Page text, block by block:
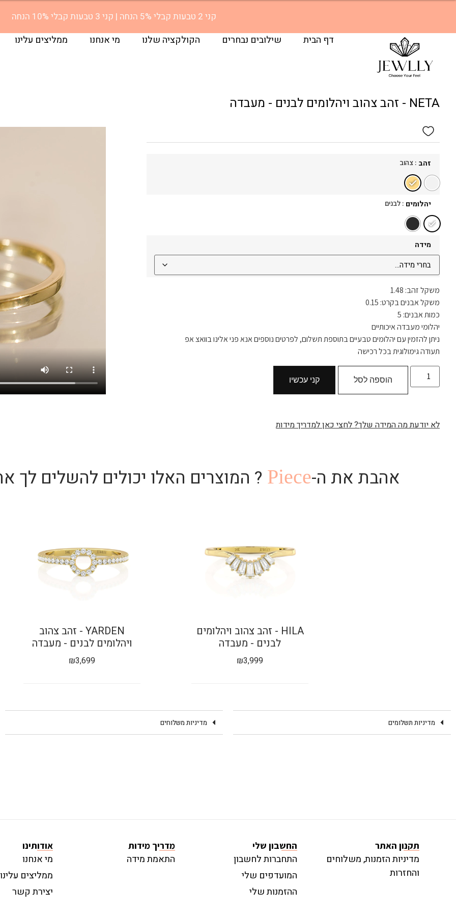
קני 2 טבעות קבלי 5% הנחה | קני 3 טבעות קבלי 10% הנחה
דף הבית שילובים נבחרים הקולקציה שלנו מי אנחנו ממליצים עלינו
NETA - זהב צהוב ויהלומים לבנים - מעבדה
זהב : צהוב
יהלומים : לבנים
מידה
משקל זהב: 1.48
משקל אבנים בקרט: 0.15
כמות אבנים: 5
יהלומי מעבדה איכותיים
ניתן להזמין עם יהלומים טבעיים בתוספת תשלום, לפרטים נוספים אנא פני אלינו בוואצ אפ
תעודה גימולוגית בכל רכישה
הוספה לסל קני עכשיו
לא יודעת מה המידה שלך? לחצי כאן למדריך מידות
אהבת את ה-Piece ? המוצרים האלו יכולים להשלים לך
HILA - זהב צהוב ויהלומים
לבנים - מעבדה
₪3,999
YARDEN - זהב צהוב
ויהלומים לבנים - מעבדה
₪3,699
מדיניות תשלומים מדיניות משלוחים
תקנון האתר
מדיניות הזמנות, משלוחים
והחזרות
החשבון שלי
התחברות לחשבון
המועדפים שלי
ההזמנות שלי
מדריך מידות
התאמת מידה
אודותינו
מי אנחנו
ממליצים עלינו
יצירת קשר